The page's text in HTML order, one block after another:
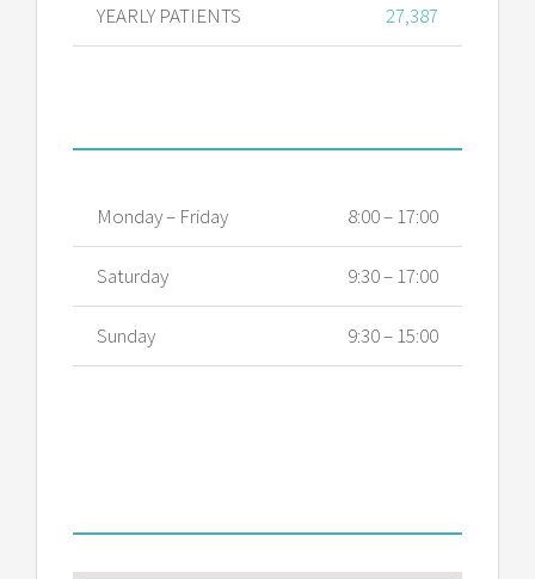
YEARLY PATIENTS 27,387
Monday – Friday 8:00 – 17:00
Saturday 9:30 – 17:00
Sunday 9:30 – 15:00